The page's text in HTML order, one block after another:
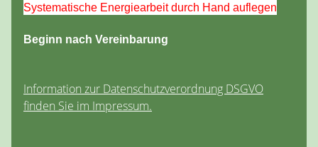
Systematische Energiearbeit durch Hand auflegen
Beginn nach Vereinbarung
Information zur Datenschutzverordnung DSGVO
finden Sie im Impressum.